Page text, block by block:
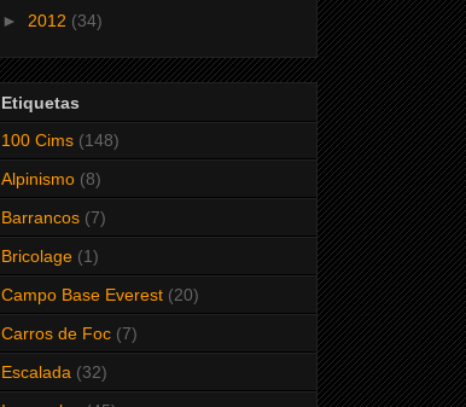
► 2012 (34)
Etiquetas
100 Cims (148)
Alpinismo (8)
Barrancos (7)
Bricolage (1)
Campo Base Everest (20)
Carros de Foc (7)
Escalada (32)